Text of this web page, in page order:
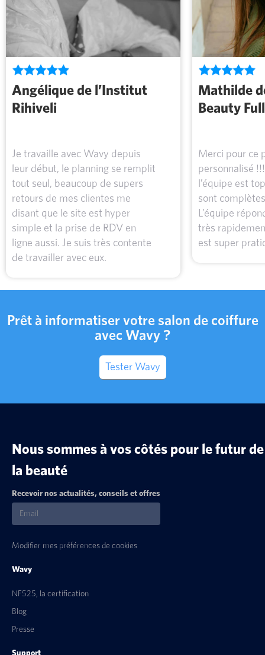
Angélique de l’Institut
Rihiveli
Je travaille avec Wavy depuis
leur début, le planning se remplit
tout seul, beaucoup de supers
retours de mes clientes me
disant que le site est hyper
simple et la prise de RDV en
ligne aussi. Je suis très contente
de travailler avec eux.
Mathilde
Beauty
Merci pour ce
personnalisé
l’équipe est
sont
L’équipe
très
est super
Prêt à informatiser votre salon de coiffure
avec Wavy ?
Tester Wavy
Nous sommes à vos côtés pour le futur de
la beauté
Recevoir nos actualités, conseils et offres
Modifier mes préférences de cookies
Wavy
NF525, la certification
Blog
Presse